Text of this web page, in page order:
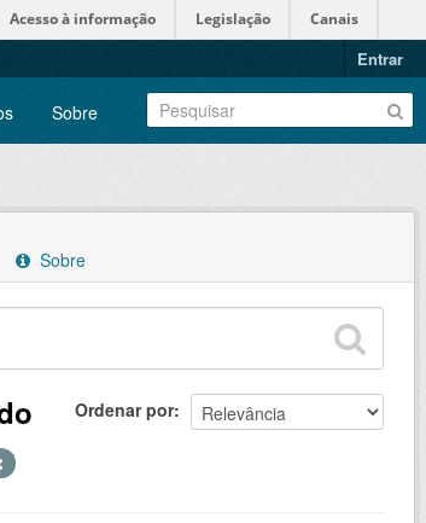
Acesso à informação Legislação Canais
Entrar
Sobre
Sobre
Ordenar por